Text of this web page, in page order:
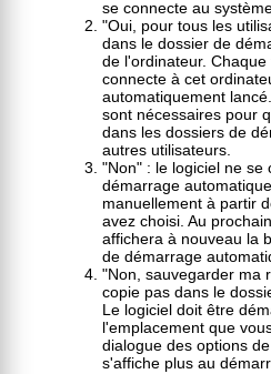
se connecte au
"Oui, pour tous les
dans le dossier de
de l'ordinateur.
connecte à cet
automatiquement
sont nécessaires pour
dans les dossiers de
autres utilisateurs.
"Non" : le logiciel ne se
démarrage
manuellement à partir
avez choisi. Au
affichera à nouveau la
de démarrage
"Non, sauvegarder ma
copie pas dans le
Le logiciel doit être
l'emplacement que
dialogue des options
s'affiche plus au